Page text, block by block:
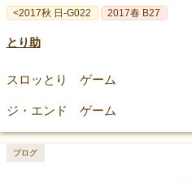
<2017秋 日-G022 2017春 B27
とり助
スロッとり ゲーム
ジ・エンド ゲーム
ブログ